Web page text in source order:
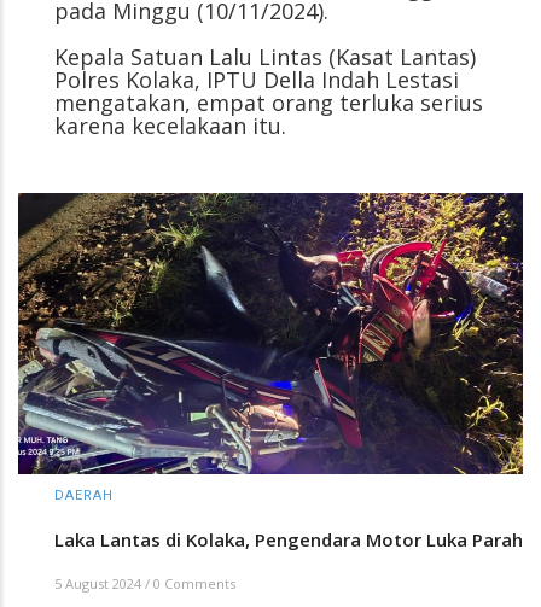
pada Minggu (10/11/2024).
Kepala Satuan Lalu Lintas (Kasat Lantas)
Polres Kolaka, IPTU Della Indah Lestasi
mengatakan, empat orang terluka serius
karena kecelakaan itu.
DAERAH
Laka Lantas di Kolaka, Pengendara Motor Luka Parah
5 August 2024 / 0 Comments